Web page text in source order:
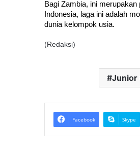
Bagi Zambia, ini
Indonesia, laga ini adalah
dunia kelompok usia.
(Redaksi)
Junior
Facebook Skype